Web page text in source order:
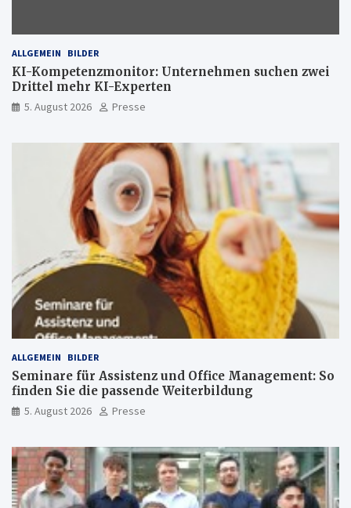
ALLGEMEIN BILDER
KI-Kompetenzmonitor: Unternehmen suchen zwei
Drittel mehr KI-Experten
5. August 2026 Presse
ALLGEMEIN BILDER
Seminare für Assistenz und Office Management: So
finden Sie die passende Weiterbildung
5. August 2026 Presse